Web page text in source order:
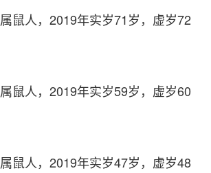
鼠人，2019年实岁71岁，虚岁72
鼠人，2019年实岁59岁，虚岁60
鼠人，2019年实岁47岁，虚岁48